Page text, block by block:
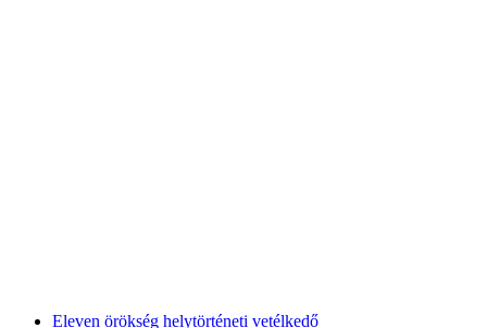
Eleven örökség helytörténeti vetélkedő